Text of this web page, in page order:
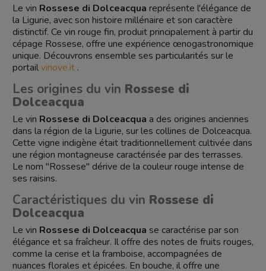
Le vin Rossese di Dolceacqua représente l'élégance de
la Ligurie, avec son histoire millénaire et son caractère
distinctif. Ce vin rouge fin, produit principalement à partir du
cépage Rossese, offre une expérience œnogastronomique
unique. Découvrons ensemble ses particularités sur le
portailvinove.it .
Les origines du vin Rossese di
Dolceacqua
Le vin Rossese di Dolceacqua a des origines anciennes
dans la région de la Ligurie, sur les collines de Dolceacqua.
Cette vigne indigène était traditionnellement cultivée dans
une région montagneuse caractérisée par des terrasses.
Le nom "Rossese" dérive de la couleur rouge intense de
ses raisins.
Caractéristiques du vin Rossese di
Dolceacqua
Le vin Rossese di Dolceacqua se caractérise par son
élégance et sa fraîcheur. Il offre des notes de fruits rouges,
comme la cerise et la framboise, accompagnées de
nuances florales et épicées. En bouche, il offre une